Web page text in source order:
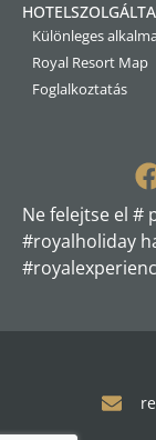
Különleges
Royal Resort Map
Foglalkoztatás
Ne felejtse el #
#royalholiday